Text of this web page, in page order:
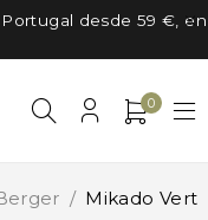
desde 59 €, en
0
/ Mikado Vert